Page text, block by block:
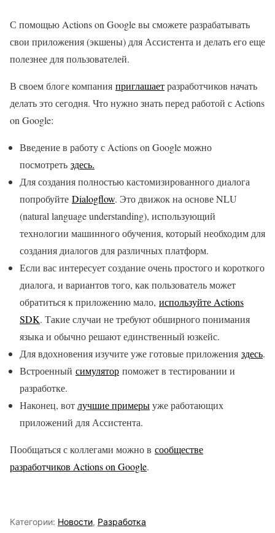
С помощью Actions on Google вы сможете разрабатывать
свои приложения (экшены) для Ассистента и делать его еще
полезнее для пользователей.
В своем блоге компания приглашаетразработчиков начать
делать это сегодня. Что нужно знать перед работой с Actions
on Google:
Введение в работу с Actions on Google можно
посмотреть здесь.
Для создания полностью кастомизированного диалога
попробуйте Dialogflow. Это движок на основе NLU
(natural language understanding), использующий
технологии машинного обучения, который необходим для
создания диалогов для различных платформ.
Если вас интересует создание очень простого и короткого
диалога, и вариантов того, как пользователь может
обратиться к приложению мало, используйте Actions
SDK. Такие случаи не требуют обширного понимания
языка и обычно решают единственный юзкейс.
Для вдохновения изучите уже готовые приложения здесь.
Встроенный симулятор поможет в тестировании и
разработке.
Наконец, вотлучшие примерыуже работающих
приложений для Ассистента.
Пообщаться с коллегами можно в сообществе
разработчиков Actions on Google.
Категории: Новости, Разработка